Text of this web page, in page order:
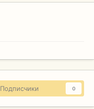
Подписчики 0